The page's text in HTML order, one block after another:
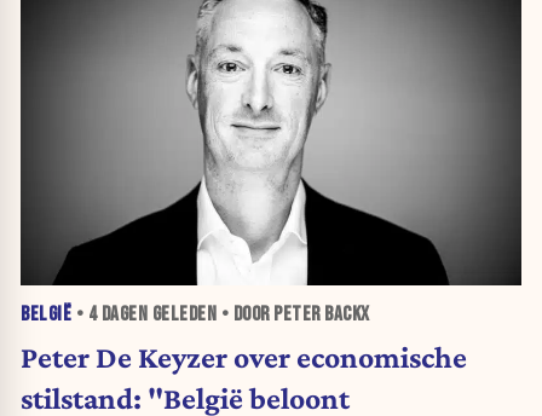
BELGIË • 4 DAGEN GELEDEN • DOOR PETER BACKX
Peter De Keyzer over economische
stilstand: "België beloont